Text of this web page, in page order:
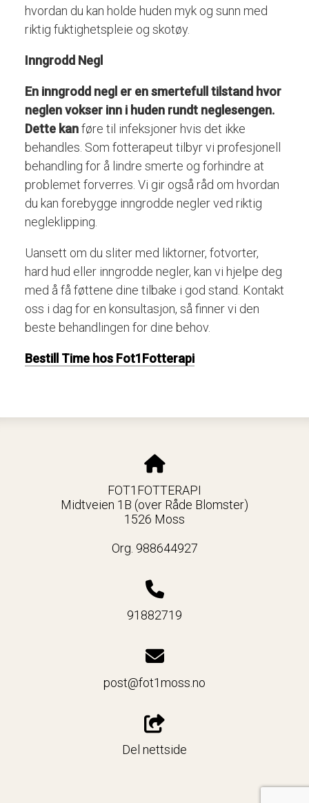
hvordan du kan holde huden myk og sunn med
riktig fuktighetspleie og skotøy.
Inngrodd Negl
En inngrodd negl er en smertefull tilstand hvor
neglen vokser inn i huden rundt neglesengen.
Dette kanføre til infeksjoner hvis det ikke
behandles. Som fotterapeut tilbyr vi profesjonell
behandling for å lindre smerte og forhindre at
problemet forverres. Vi gir også råd om hvordan
du kan forebygge inngrodde negler ved riktig
negleklipping.
Uansett om du sliter med liktorner, fotvorter,
hard hud eller inngrodde negler, kan vi hjelpe deg
med å få føttene dine tilbake i god stand. Kontakt
oss i dag for en konsultasjon, så finner vi den
beste behandlingen for dine behov.
Bestill Time hos Fot1Fotterapi
FOT1FOTTERAPI
Midtveien 1B (over Råde Blomster)
1526 Moss
Org. 988644927
91882719
post@fot1moss.no
Del nettside